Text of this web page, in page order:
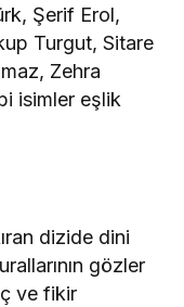
Şerif Erol,
Turgut, Sitare
Zehra
isimler eşlik
dizide dini
gözler
ve fikir